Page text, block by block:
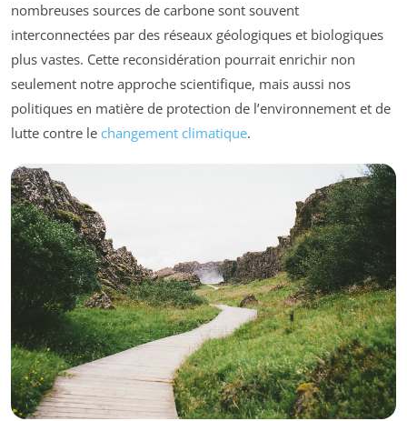
nombreuses sources de carbone sont souvent
interconnectées par des réseaux géologiques et biologiques
plus vastes. Cette reconsidération pourrait enrichir non
seulement notre approche scientifique, mais aussi nos
politiques en matière de protection de l’environnement et de
lutte contre le changement climatique.